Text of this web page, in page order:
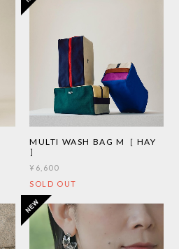
MULTI WASH BAG M［ HAY
］
¥6,600
SOLD OUT